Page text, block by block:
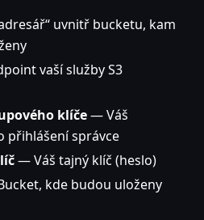
uvnitř bucketu, kam
vaší služby S3
klíče— Váš
přihlášení správce
— Váš tajný klíč (heslo)
kde budou uloženy